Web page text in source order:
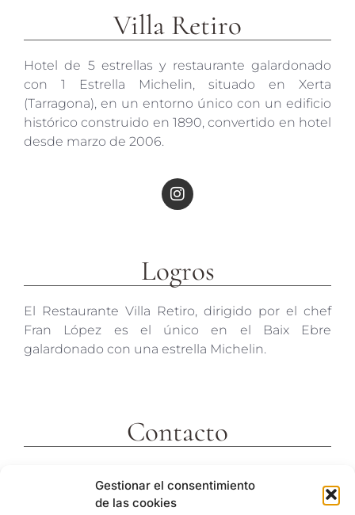
Gestionar el consentimiento
de las cookies
Villa Retiro
Hotel de 5 estrellas y restaurante galardonado
con 1 Estrella Michelin, situado en Xerta
(Tarragona), en un entorno único con un edificio
histórico construido en 1890, convertido en hotel
desde marzo de 2006.
Logros
El Restaurante Villa Retiro, dirigido por el chef
Fran López es el único en el Baix Ebre
galardonado con una estrella Michelin.
Contacto
43592 Xerta
Tarragona (España)